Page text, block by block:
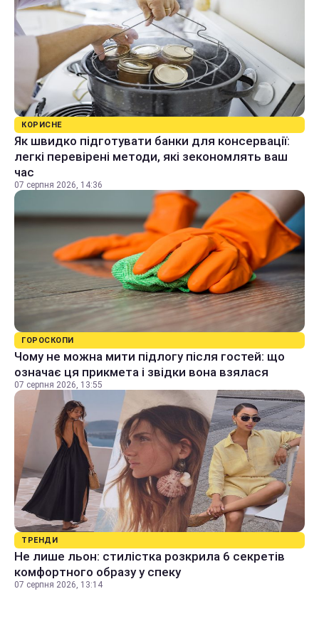
КОРИСНЕ
Як швидко підготувати банки для консервації:
легкі перевірені методи, які зекономлять ваш
час
07 серпня 2026, 14:36
ГОРОСКОПИ
Чому не можна мити підлогу після гостей: що
означає ця прикмета і звідки вона взялася
07 серпня 2026, 13:55
ТРЕНДИ
Не лише льон: стилістка розкрила 6 секретів
комфортного образу у спеку
07 серпня 2026, 13:14